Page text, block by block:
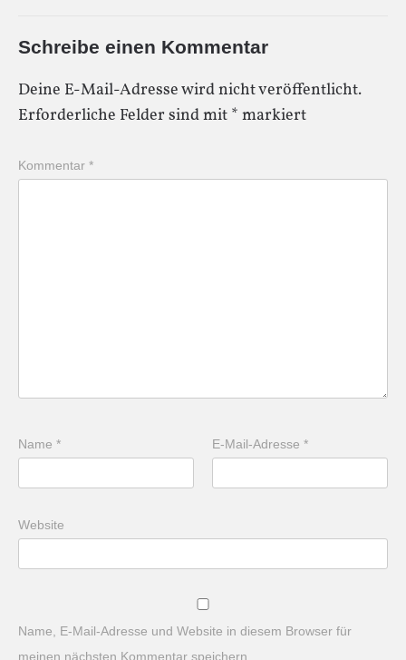
Schreibe einen Kommentar
Deine E-Mail-Adresse wird nicht veröffentlicht.
Erforderliche Felder sind mit * markiert
Kommentar *
Name * E-Mail-Adresse*
Website
Name, E-Mail-Adresse und Website in diesem Browser für
meinen nächsten Kommentar speichern.